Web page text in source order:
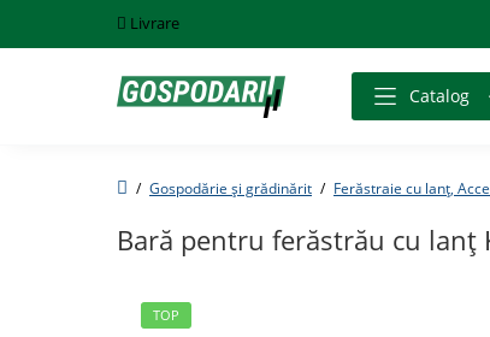
Livrare
Catalog
Gospodărie și grădinărit Ferăstraie cu lanț,
Bară pentru ferăstrău cu lanț
TOP